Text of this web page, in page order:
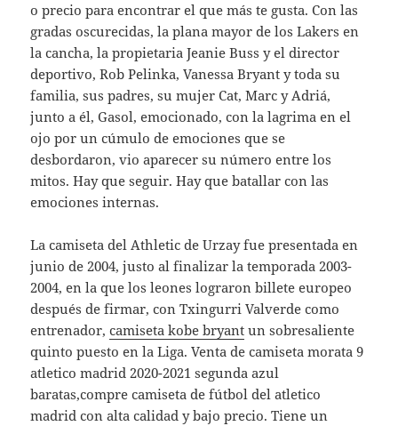
o precio para encontrar el que más te gusta. Con las
gradas oscurecidas, la plana mayor de los Lakers en
la cancha, la propietaria Jeanie Buss y el director
deportivo, Rob Pelinka, Vanessa Bryant y toda su
familia, sus padres, su mujer Cat, Marc y Adriá,
junto a él, Gasol, emocionado, con la lagrima en el
ojo por un cúmulo de emociones que se
desbordaron, vio aparecer su número entre los
mitos. Hay que seguir. Hay que batallar con las
emociones internas.
La camiseta del Athletic de Urzay fue presentada en
junio de 2004, justo al finalizar la temporada 2003-
2004, en la que los leones lograron billete europeo
después de firmar, con Txingurri Valverde como
entrenador,camiseta kobe bryant un sobresaliente
quinto puesto en la Liga. Venta de camiseta morata 9
atletico madrid 2020-2021 segunda azul
baratas,compre camiseta de fútbol del atletico
madrid con alta calidad y bajo precio. Tiene un